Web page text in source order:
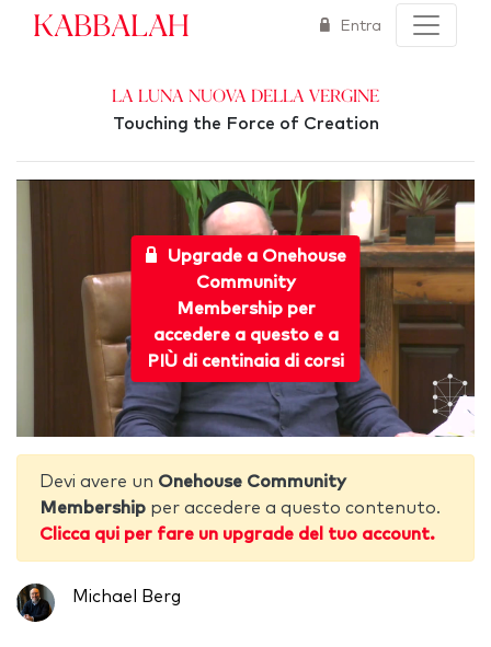
Kabbalah Entra
La Luna Nuova della Vergine
Touching the Force of Creation
Upgrade a Onehouse
Community
Membership per
accedere a questo e a
PIÙ di centinaia di corsi
Devi avere un Onehouse Community
Membership per accedere a questo contenuto.
Clicca qui per fare un upgrade del tuo account.
Michael Berg